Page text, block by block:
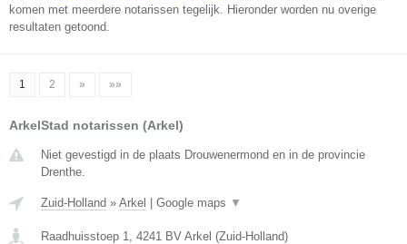
komen met meerdere notarissen tegelijk. Hieronder worden nu overige
resultaten getoond.
1 2 » »»
ArkelStad notarissen (Arkel)
Niet gevestigd in de plaats Drouwenermond en in de provincie
Drenthe.
Zuid-Holland » Arkel Google maps ▼
Raadhuisstoep 1, 4241 BV Arkel (Zuid-Holland)